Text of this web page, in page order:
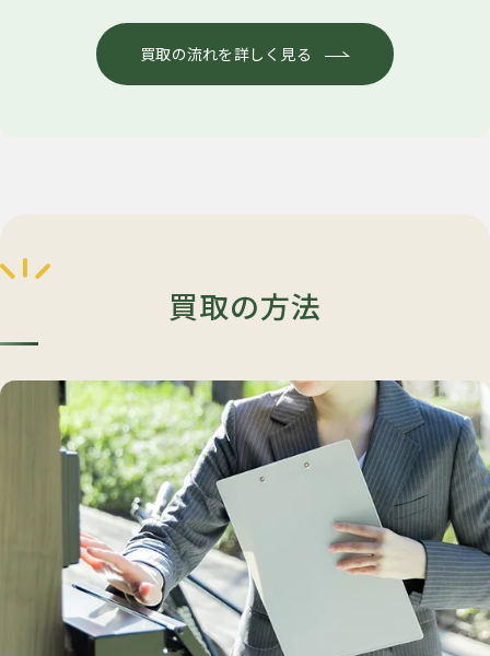
買取の流れを詳しく見る
買取の方法